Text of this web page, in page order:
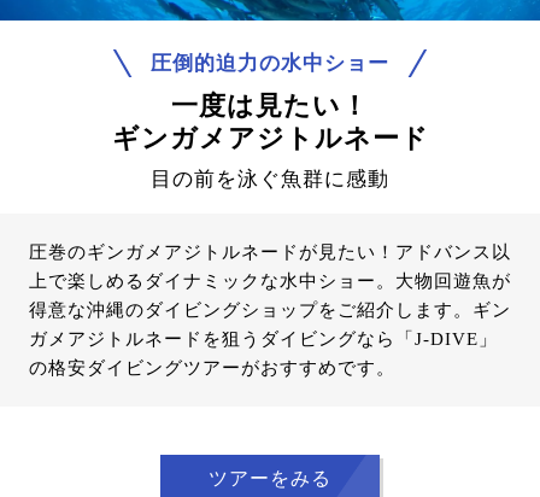
圧倒的迫力の水中ショー
一度は見たい！
ギンガメアジトルネード
目の前を泳ぐ魚群に感動
圧巻のギンガメアジトルネードが見たい！アドバンス以
上で楽しめるダイナミックな水中ショー。大物回遊魚が
得意な沖縄のダイビングショップをご紹介します。ギン
ガメアジトルネードを狙うダイビングなら「J-DIVE」
の格安ダイビングツアーがおすすめです。
ツアーをみる